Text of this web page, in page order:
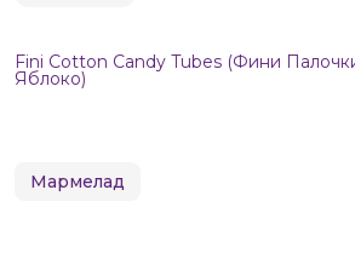
Fini Cotton Candy Tubes (Фини
Яблоко)
Мармелад